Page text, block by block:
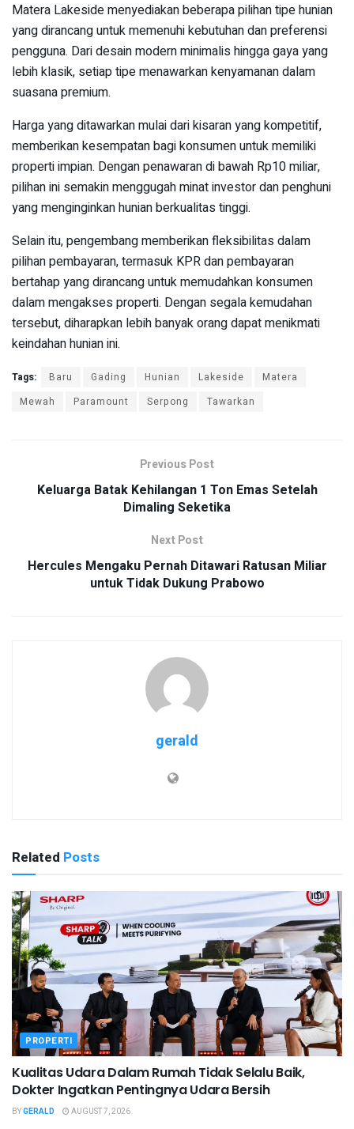
Matera Lakeside menyediakan beberapa pilihan tipe hunian
yang dirancang untuk memenuhi kebutuhan dan preferensi
pengguna. Dari desain modern minimalis hingga gaya yang
lebih klasik, setiap tipe menawarkan kenyamanan dalam
suasana premium.
Harga yang ditawarkan mulai dari kisaran yang kompetitif,
memberikan kesempatan bagi konsumen untuk memiliki
properti impian. Dengan penawaran di bawah Rp10 miliar,
pilihan ini semakin menggugah minat investor dan penghuni
yang menginginkan hunian berkualitas tinggi.
Selain itu, pengembang memberikan fleksibilitas dalam
pilihan pembayaran, termasuk KPR dan pembayaran
bertahap yang dirancang untuk memudahkan konsumen
dalam mengakses properti. Dengan segala kemudahan
tersebut, diharapkan lebih banyak orang dapat menikmati
keindahan hunian ini.
Tags: Baru Gading Hunian Lakeside
Matera
Mewah
Paramount Serpong Tawarkan
Previous Post
Keluarga Batak Kehilangan 1 Ton Emas Setelah
Dimaling Seketika
Next Post
Hercules Mengaku Pernah Ditawari Ratusan Miliar
untuk Tidak Dukung Prabowo
gerald
Related Posts
PROPERTI
Kualitas Udara Dalam Rumah Tidak Selalu Baik,
Dokter Ingatkan Pentingnya Udara Bersih
BYGERALD AUGUST 7, 2026